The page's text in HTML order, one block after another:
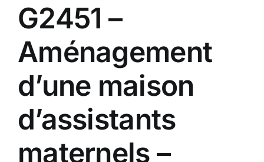
G2451 –
Aménagement
d’une maison
d’assistants
maternels –